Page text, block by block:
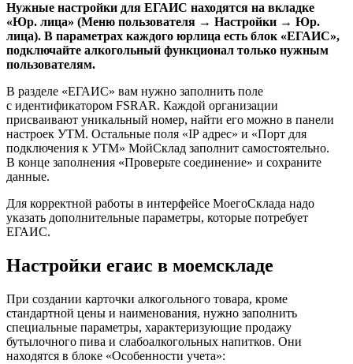
Нужные настройки для ЕГАИС находятся на вкладке
«Юр. лица» (Меню пользователя → Настройки → Юр.
лица). В параметрах каждого юрлица есть блок «ЕГАИС»,
подключайте алкогольный функционал только нужным
пользователям.
В разделе «ЕГАИС» вам нужно заполнить поле
с идентификатором FSRAR. Каждой организации
присваивают уникальный номер, найти его можно в панели
настроек УТМ. Остальные поля «IP адрес» и «Порт для
подключения к УТМ» МойСклад заполнит самостоятельно.
В конце заполнения «Проверьте соединение» и сохраните
данные.
Для корректной работы в интерфейсе МоегоСклада надо
указать дополнительные параметры, которые потребует
ЕГАИС.
Настройки егаис в моемскладе
При создании карточки алкогольного товара, кроме
стандартной цены и наименования, нужно заполнить
специальные параметры, характеризующие продажу
бутылочного пива и слабоалкогольных напитков. Они
находятся в блоке «Особенности учета»: